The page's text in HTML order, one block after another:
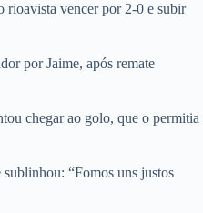
rioavista vencer por 2-0 e subir
por Jaime, após remate
chegar ao golo, que o permitia
“Fomos uns justos